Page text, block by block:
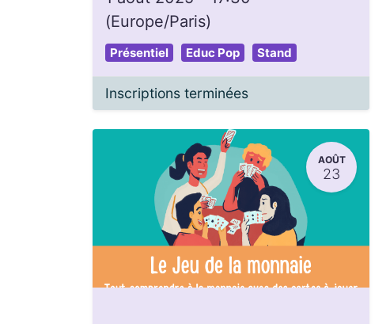
(Europe/Paris)
Présentiel Educ Pop Stand
Inscriptions terminées
AOÛT
23